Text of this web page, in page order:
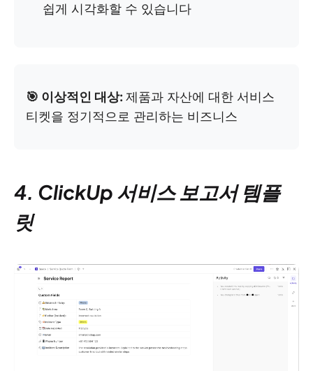
쉽게 시각화할 수 있습니다
🎯 이상적인 대상: 제품과 자산에 대한 서비스
티켓을 정기적으로 관리하는 비즈니스
4. ClickUp 서비스 보고서 템플
릿